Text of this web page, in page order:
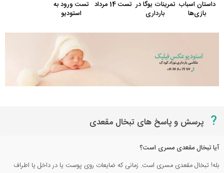
? پرسش و پاسخ های تبخال مقعدی
آیا تبخال مقعدی مسری است؟
بله! تبخال مقعدی مسری است. زمانی که ضایعات روی پوست یا در داخل یا اطراف